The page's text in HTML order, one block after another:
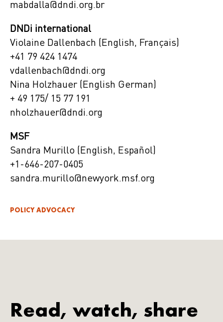
mabdalla@dndi.org.br
DNDi international
Violaine Dallenbach (English, Français)
+41 79 424 1474
vdallenbach@dndi.org
Nina Holzhauer (English German)
+ 49 175/ 15 77 191
nholzhauer@dndi.org
MSF
Sandra Murillo (English, Español)
+1-646-207-0405
sandra.murillo@newyork.msf.org
POLICY ADVOCACY
Read, watch, share